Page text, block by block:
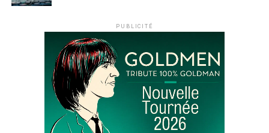
PUBLICITÉ